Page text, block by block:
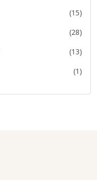
(15)
(28)
(13)
(1)